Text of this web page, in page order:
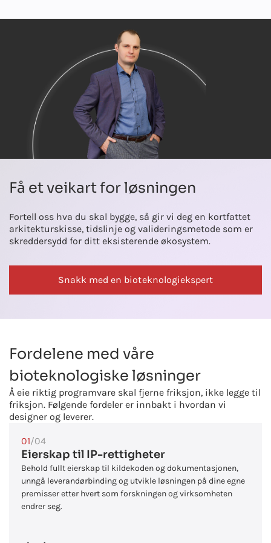
lagringsbehov, og varsler hjelper til med stabilitetsvinduer og
miljøavvik for å beskytte prøvens integritet.
Få et veikart for løsningen
Fortell oss hva du skal bygge, så gir vi deg en kortfattet
arkitekturskisse, tidslinje og valideringsmetode som er
skreddersydd for ditt eksisterende økosystem.
Snakk med en bioteknologiekspert
Fordelene med våre
bioteknologiske løsninger
Å eie riktig programvare skal fjerne friksjon, ikke legge til
friksjon. Følgende fordeler er innbakt i hvordan vi
designer og leverer.
01/04
Eierskap til IP-rettigheter
Behold fullt eierskap til kildekoden og dokumentasjonen,
unngå leverandørbinding og utvikle løsningen på dine egne
premisser etter hvert som forskningen og virksomheten
endrer seg.